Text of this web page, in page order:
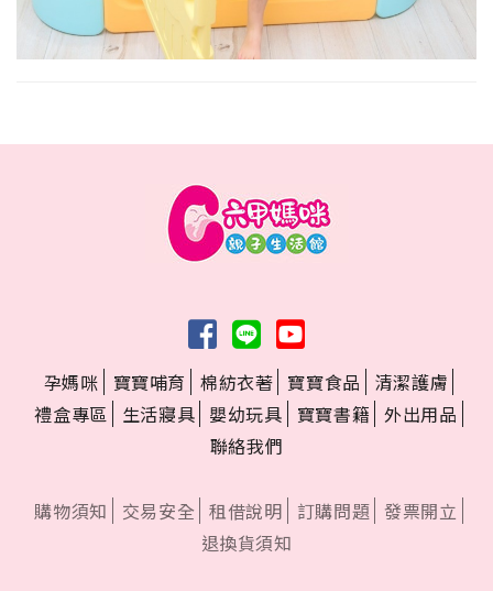
孕媽咪 寶寶哺育 棉紡衣著 寶寶食品
清潔護膚
禮盒專區
生活寢具 嬰幼玩具 寶寶書籍 外出用品
聯絡我們
購物須知 交易安全 租借說明 訂購問題 發票開立
退換貨須知